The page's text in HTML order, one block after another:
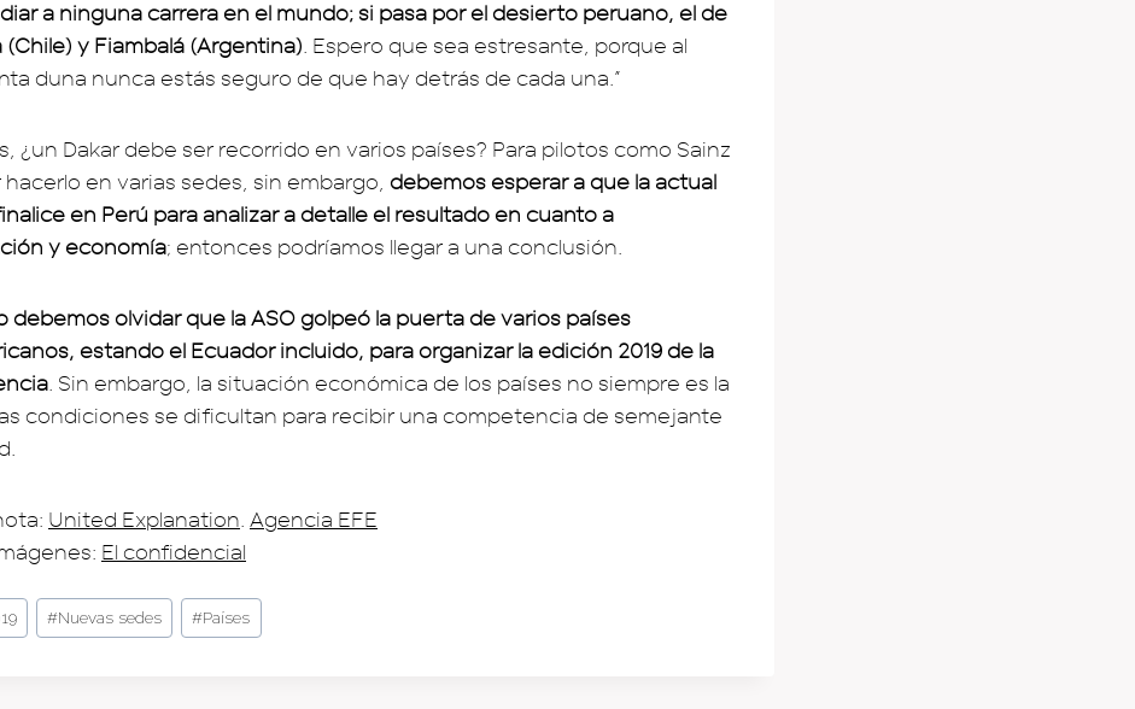
a ninguna carrera en el mundo; si pasa por el desierto peruano, el de
(Chile) y Fiambalá (Argentina) . Espero que sea estresante, porque al
duna nunca estás seguro de que hay detrás de cada una.”
¿un Dakar debe ser recorrido en varios países? Para pilotos como Sainz
en varias sedes, sin embargo, debemos esperar a que la actual
en Perú para analizar a detalle el resultado en cuanto a
y economía; entonces podríamos llegar a una conclusión.
debemos olvidar que la ASO golpeó la puerta de varios países
estando el Ecuador incluido, para organizar la edición 2019 de la
. Sin embargo, la situación económica de los países no siempre es la
condiciones se dificultan para recibir una competencia de semejante
United Explanation Agencia EFE
El confidencial
#Nuevas sedes #Países